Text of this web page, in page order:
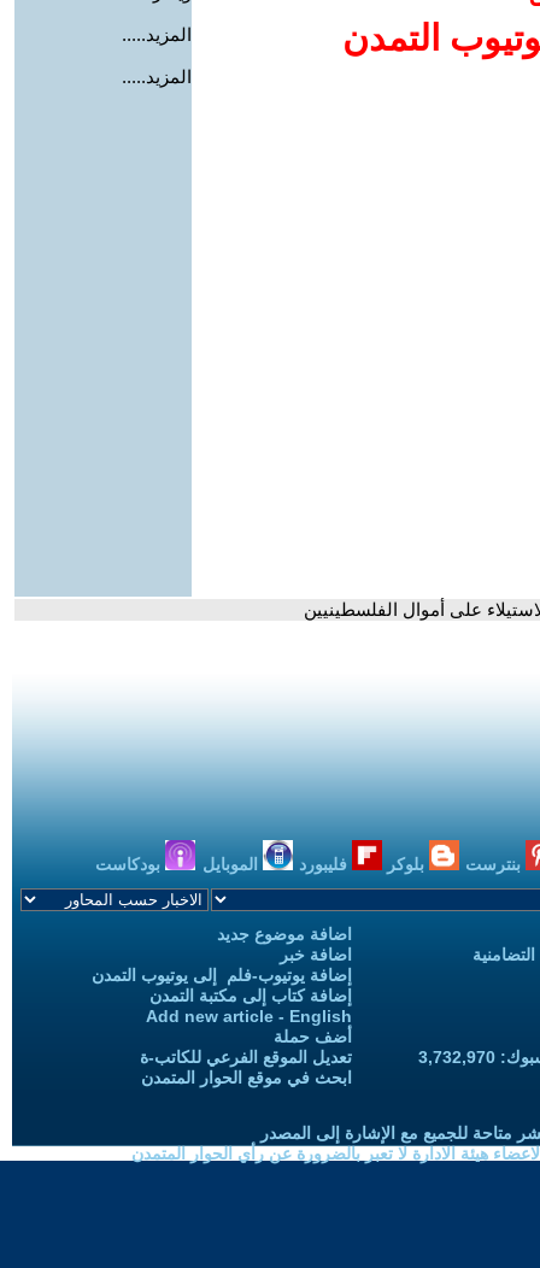
التمدن
المزيد.....
المزيد.....
على أموال الفلسطينيين
بنترست بلوكر فليبورد الموبايل بودكاست
اضافة موضوع جديد
اضافة خبر
إضافة يوتيوب-فلم إلى يوتيوب التمدن
إضافة كتاب إلى مكتبة التمدن
Add new article - English
أضف حملة
تعديل الموقع الفرعي للكاتب-ة
ابحث في موقع الحوار المتمدن
متاحة للجميع مع الإشارة إلى المصدر
هيئة الادارة لا تعبر بالضرورة عن رأي الحوار المتمدن